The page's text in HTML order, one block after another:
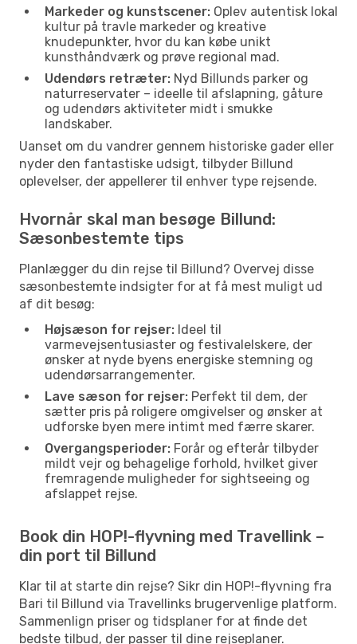
Markeder og kunstscener: Oplev autentisk lokal
kultur på travle markeder og kreative
knudepunkter, hvor du kan købe unikt
kunsthåndværk og prøve regional mad.
Udendørs retræter: Nyd Billunds parker og
naturreservater – ideelle til afslapning, gåture
og udendørs aktiviteter midt i smukke
landskaber.
Uanset om du vandrer gennem historiske gader eller
nyder den fantastiske udsigt, tilbyder Billund
oplevelser, der appellerer til enhver type rejsende.
Hvornår skal man besøge Billund:
Sæsonbestemte tips
Planlægger du din rejse til Billund? Overvej disse
sæsonbestemte indsigter for at få mest muligt ud
af dit besøg:
Højsæson for rejser: Ideel til
varmevejsentusiaster og festivalelskere, der
ønsker at nyde byens energiske stemning og
udendørsarrangementer.
Lave sæson for rejser: Perfekt til dem, der
sætter pris på roligere omgivelser og ønsker at
udforske byen mere intimt med færre skarer.
Overgangsperioder: Forår og efterår tilbyder
mildt vejr og behagelige forhold, hvilket giver
fremragende muligheder for sightseeing og
afslappet rejse.
Book din HOP!-flyvning med Travellink –
din port til Billund
Klar til at starte din rejse? Sikr din HOP!-flyvning fra
Bari til Billund via Travellinks brugervenlige platform.
Sammenlign priser og tidsplaner for at finde det
bedste tilbud, der passer til dine rejseplaner.